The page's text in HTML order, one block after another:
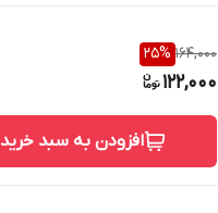
164,000
25%
122,000
افزودن به سبد خرید